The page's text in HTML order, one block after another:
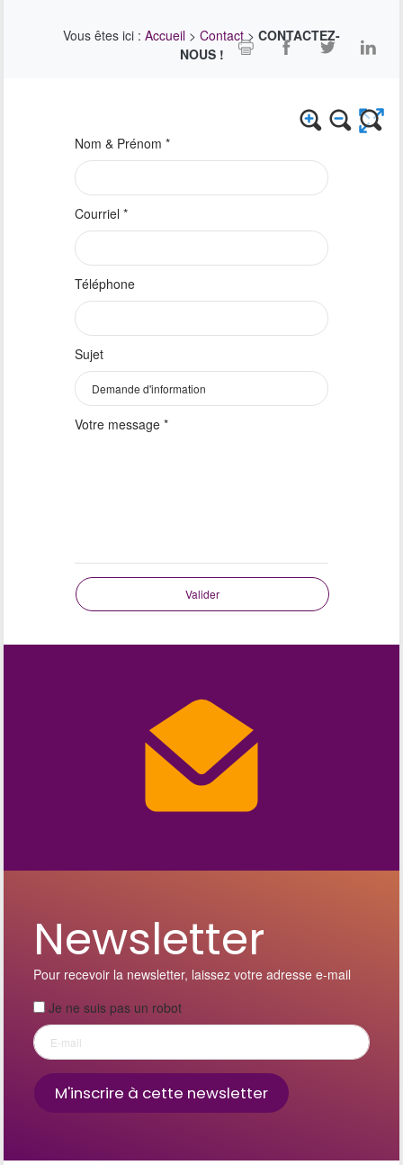
Vous êtes ici : Accueil > Contact> CONTACTEZ-
NOUS !
Nom & Prénom*
Courriel*
Téléphone
Sujet
Votre message*
Valider
Newsletter
Pour recevoir la newsletter, laissez votre adresse e-mail
Je ne suis pas un robot